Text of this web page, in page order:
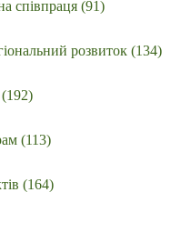
співпраця (91)
розвиток (134)
(192)
(113)
(164)